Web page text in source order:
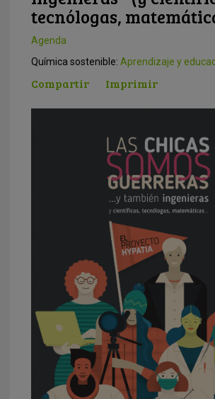
tecnólogas,
Agenda
Química sostenible: Aprendizaje y
Compartir Imprimir